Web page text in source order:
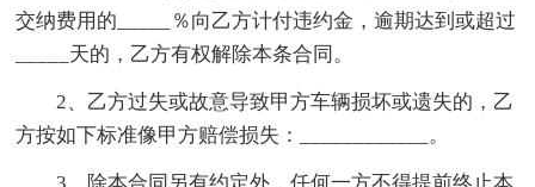
交纳费用的_____％向乙方计付违约金，逾期达到或超过
_____天的，乙方有权解除本条合同。
2、乙方过失或故意导致甲方车辆损坏或遗失的，乙
方按如下标准像甲方赔偿损失：____________。